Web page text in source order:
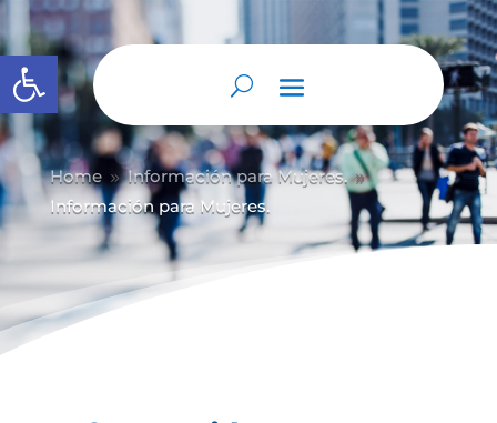
Abrir barra de herramientas
Home 9 Información para Mujeres. 9
Información para Mujeres.